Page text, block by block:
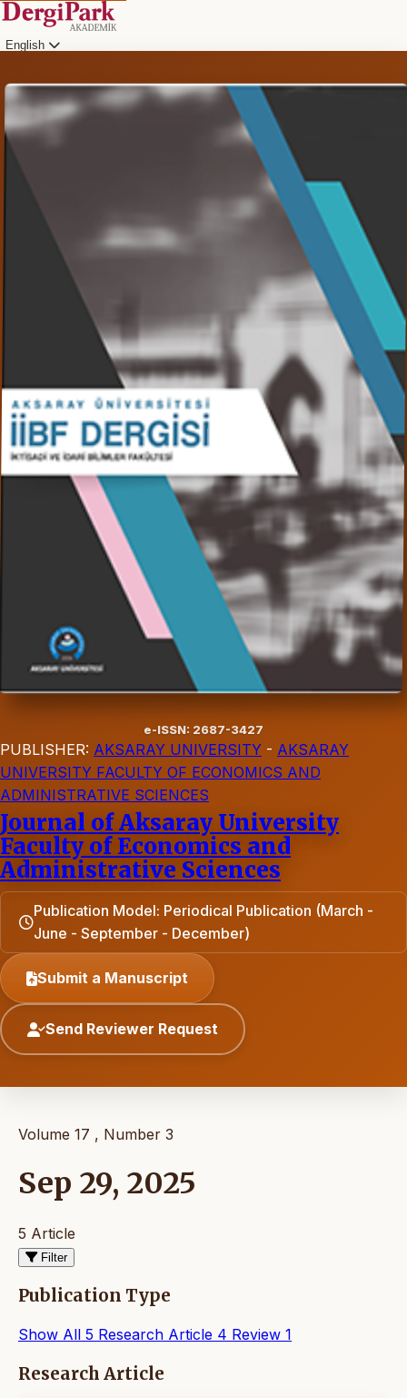
English
e-ISSN: 2687-3427
PUBLISHER: AKSARAY UNIVERSITY - AKSARAY
UNIVERSITY FACULTY OF ECONOMICS AND
ADMINISTRATIVE SCIENCES
Journal of Aksaray University
Faculty of Economics and
Administrative Sciences
Publication Model: Periodical Publication (March -
June - September - December)
Submit a Manuscript
Send Reviewer Request
Volume 17 , Number 3
Sep 29, 2025
5 Article
Filter
Publication Type
Show All 5 Research Article 4 Review 1
Articles
Research Article